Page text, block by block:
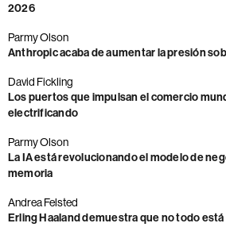
2026
Parmy Olson
Anthropic acaba de aumentar la presión
David Fickling
Los puertos que impulsan el comercio
electrificando
Parmy Olson
La IA está revolucionando el modelo de
memoria
Andrea Felsted
Erling Haaland demuestra que no todo